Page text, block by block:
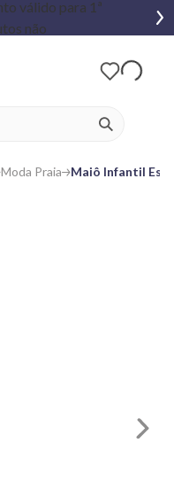
ver
Moda Praia Maiô Infantil